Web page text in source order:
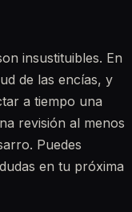
insustituibles. En
de las encías, y
a tiempo una
revisión al menos
Puedes
en tu próxima